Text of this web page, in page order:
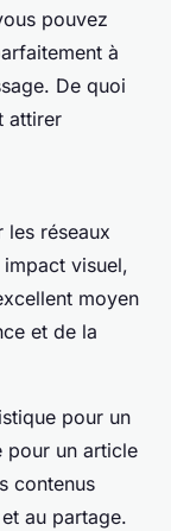
pouvez
à
De quoi
attirer
les réseaux
visuel,
moyen
et de la
pour un
pour un article
contenus
au partage.